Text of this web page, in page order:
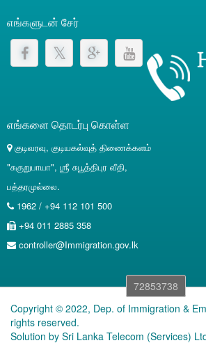
எங்களுடன் சேர்
எங்களை தொடர்பு கொள்ள
குடிவரவு, குடியகல்வுத் திணைக்களம்
"சுகுறுபாயா", ஶ்ரீ சுபூத்திபுர வீதி,
பத்தரமுல்லை.
1962 / +94 112 101 500
+94 011 2885 358
controller@Immigration.gov.lk
72853738
Copyright © 2022, Dep. of Immigration &
rights reserved.
Solution by Sri Lanka Telecom (Services)